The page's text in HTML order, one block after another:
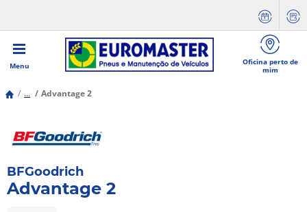
Menu
Oficina perto de
mim
... Advantage 2
BFGoodrich
Advantage 2